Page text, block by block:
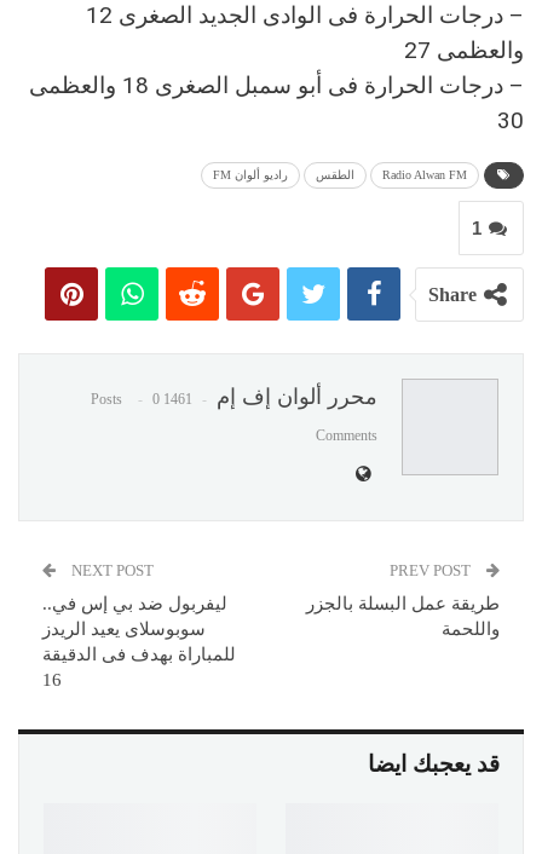
– درجات الحرارة فى الوادى الجديد الصغرى 12
والعظمى 27
– درجات الحرارة فى أبو سمبل الصغرى 18 والعظمى
30
Radio Alwan FM الطقس راديو ألوان FM
1
Share
محرر ألوان إف إم 1461 Posts
0
Comments
طريقة عمل البسلة بالجزر
واللحمة
NEXT POST
ليفربول ضد بي إس في..
سوبوسلاى يعيد الريدز
للمباراة بهدف فى الدقيقة
16
قد يعجبك ايضا